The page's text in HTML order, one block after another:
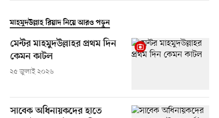
মাহমুদউল্লাহ রিয়াদ নিয়ে আরও পড়ুন
মেন্টর মাহমুদউল্লাহর প্রথম দিন
কেমন কাটল
২৫ জুলাই ২০২৬
সাবেক অধিনায়কদের হাতে